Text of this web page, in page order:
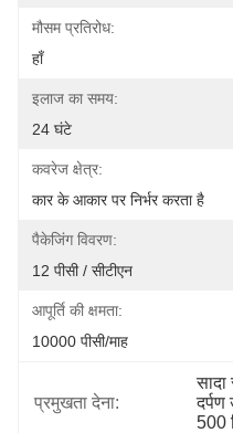
मौसम प्रतिरोध:
हाँ
इलाज का समय:
24 घंटे
कवरेज क्षेत्र:
कार के आकार पर निर्भर करता है
पैकेजिंग विवरण:
12 पीसी / सीटीएन
आपूर्ति की क्षमता:
10000 पीसी/माह
प्रमुखता देना:
500